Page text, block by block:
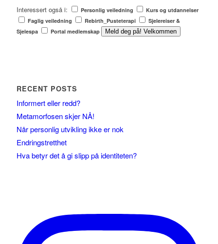
Interessert også i: Personlig veiledning
Kurs og utdannelser
Faglig veiledning
Rebirth_Pusteterapi
Sjelereiser &
Sjelespa
Portal medlemskap Meld deg på! Velkommen
RECENT POSTS
Informert eller redd?
Metamorfosen skjer NÅ!
Når personlig utvikling ikke er nok
Endringstretthet
Hva betyr det å gi slipp på identiteten?